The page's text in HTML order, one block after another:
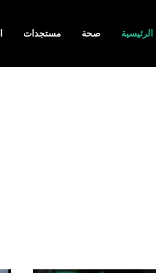
الرئيسية صحة مستجدات